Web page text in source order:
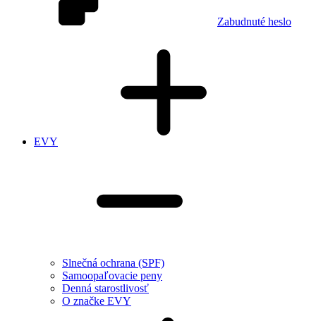
Zabudnuté heslo
EVY
Slnečná ochrana (SPF)
Samoopaľovacie peny
Denná starostlivosť
O značke EVY